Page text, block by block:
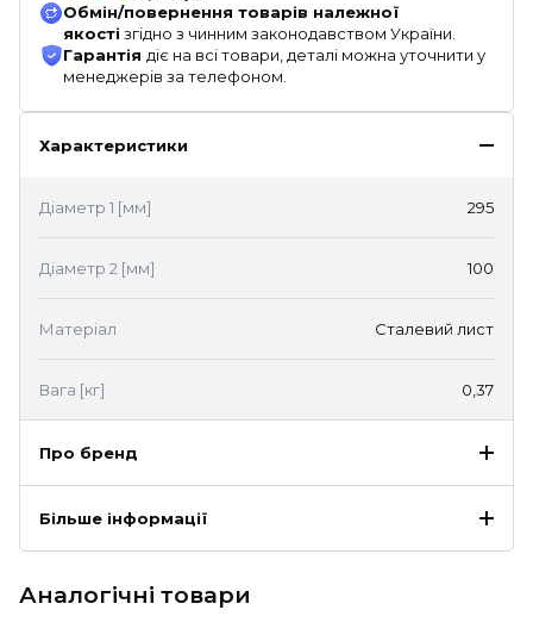
Обмін/повернення товарів належної
якості згідно з чинним законодавством України.
Гарантія діє на всі товари, деталі можна уточнити у
менеджерів за телефоном.
Характеристики
Діаметр 1 [мм] 295
Діаметр 2 [мм] 100
Матеріал Сталевий лист
Вага [кг] 0,37
Про бренд
Більше інформації
Аналогічні товари